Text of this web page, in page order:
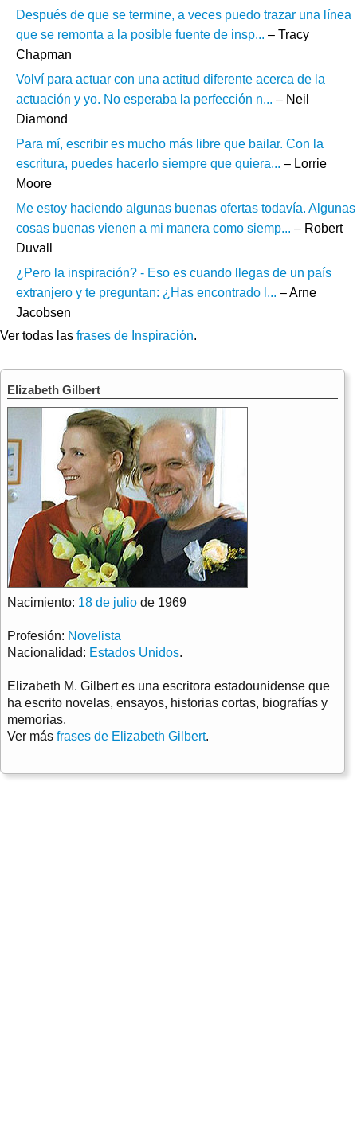
Después de que se termine, a veces puedo trazar una línea
que se remonta a la posible fuente de insp... – Tracy
Chapman
Volví para actuar con una actitud diferente acerca de la
actuación y yo. No esperaba la perfección n... – Neil
Diamond
Para mí, escribir es mucho más libre que bailar. Con la
escritura, puedes hacerlo siempre que quiera... – Lorrie
Moore
Me estoy haciendo algunas buenas ofertas todavía. Algunas
cosas buenas vienen a mi manera como siemp... – Robert
Duvall
¿Pero la inspiración? - Eso es cuando llegas de un país
extranjero y te preguntan: ¿Has encontrado l... – Arne
Jacobsen
Ver todas las frases de Inspiración.
Elizabeth Gilbert
Nacimiento: 18 de julio de 1969
Profesión: Novelista
Nacionalidad: Estados Unidos.
Elizabeth M. Gilbert es una escritora estadounidense que
ha escrito novelas, ensayos, historias cortas, biografías y
memorias.
Ver más frases de Elizabeth Gilbert.